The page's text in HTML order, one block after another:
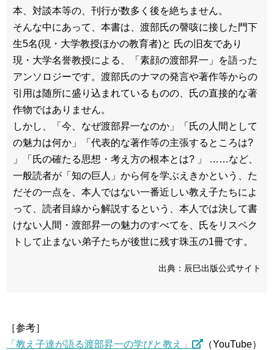
本、対談本等の、刊行が数多く後を絶ちません。
そんな中にあって、本書は、渡部氏の謦咳に接した門下
生5名(現・大学教授ほかの教育者)と 氏の旧友であり
現・大学名誉教授による、「素顔の渡部昇一」を語った
アンソロジーです。渡部氏のナマの発言や著作等からの
引用は随所に盛り込まれているものの、氏の直接的な著
作物ではありません。
しかし、「今、なぜ渡部昇一なのか」「氏の人間として
の魅力は何か」「代表的な著作等の主張するところは?
」「氏の確たる思想・考え方の根本とは? 」 ……など、
一般読者が「知の巨人」から何を学ぶえきかという、た
だその一点を、本人ではない一番近しい教え子たちによ
って、読者目線から解説するという、本人では決して書
けない人間・渡部昇一の魅力のすべてを、氏をリスペク
トして止まない弟子たちが後世に残す珠玉の1冊です。
出典：辰巳出版公式サイト
［参考］
「教え子達が語る渡部昇一の学びと教え」
（YouTube）